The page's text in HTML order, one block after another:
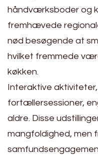
håndværksboder og
fremhævede
nød besøgende at
hvilket fremmede
køkken.
Interaktive
fortællersessioner,
aldre. Disse
mangfoldighed, men